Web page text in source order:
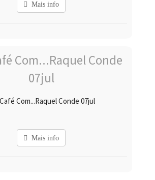
Mais info
Com...Raquel Conde 07jul
Mais info